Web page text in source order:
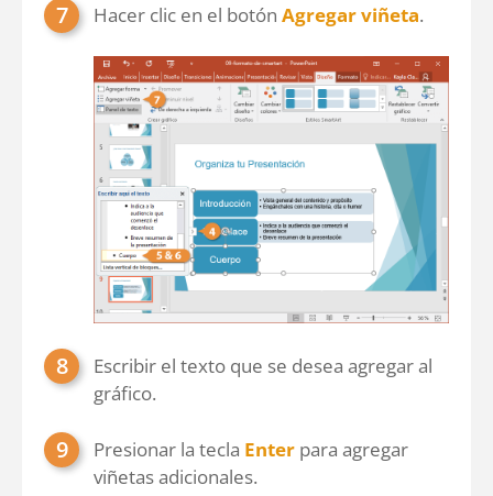
Hacer clic en el botón Agregar viñeta.
Escribir el texto que se desea agregar al
gráfico.
Presionar la tecla Enter para agregar
viñetas adicionales.